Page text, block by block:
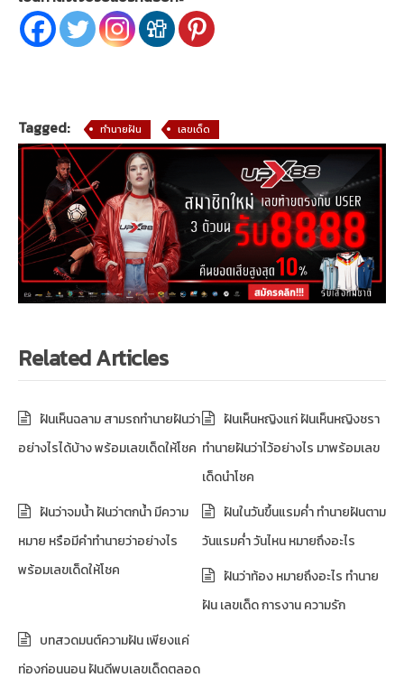
Tagged: ทำนายฝัน เลขเด็ด
Related Articles
ฝันเห็นฉลาม สามรถทำนายฝันว่า
อย่างไรได้บ้าง พร้อมเลขเด็ดให้โชค
ฝันเห็นหญิงแก่ ฝันเห็นหญิงชรา
ทำนายฝันว่าไว้อย่างไร มาพร้อมเลข
เด็ดนำโชค
ฝันว่าจมน้ำ ฝันว่าตกน้ำ มีความ
หมาย หรือมีคำทำนายว่าอย่างไร
พร้อมเลขเด็ดให้โชค
ฝันในวันขึ้นแรมค่ำ ทำนายฝันตาม
วันแรมค่ำ วันไหน หมายถึงอะไร
ฝันว่าท้อง หมายถึงอะไร ทำนาย
ฝัน เลขเด็ด การงาน ความรัก
บทสวดมนต์ความฝัน เพียงแค่
ท่องก่อนนอน ฝันดีพบเลขเด็ดตลอด